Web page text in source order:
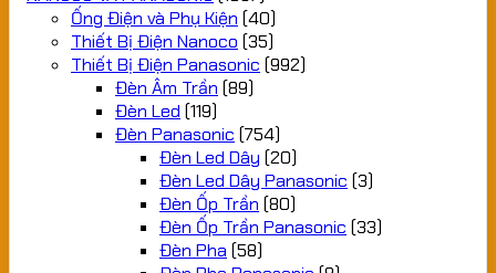
Ống Điện và Phụ Kiện (40)
Thiết Bị Điện Nanoco (35)
Thiết Bị Điện Panasonic (992)
Đèn Âm Trần (89)
Đèn Led (119)
Đèn Panasonic (754)
Đèn Led Dây (20)
Đèn Led Dây Panasonic (3)
Đèn Ốp Trần (80)
Đèn Ốp Trần Panasonic (33)
Đèn Pha (58)